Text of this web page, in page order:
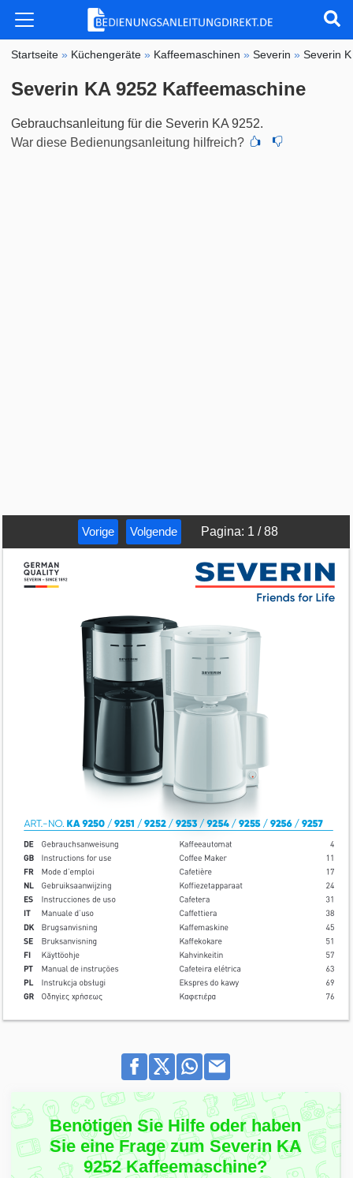
Startseite » Küchengeräte » Kaffeemaschinen »Severin »Severin
Severin KA 9252 Kaffeemaschine
Gebrauchsanleitung für die Severin KA 9252.
War diese Bedienungsanleitung hilfreich?
Vorige Volgende Pagina: 1 /88
Benötigen Sie Hilfe oder haben
Sie eine Frage zum Severin KA
9252 Kaffeemaschine?